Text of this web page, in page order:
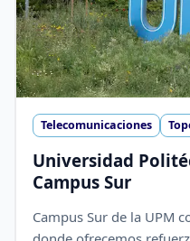
Telecomunicaciones
Universidad
Campus Sur
Campus Sur de la UPM